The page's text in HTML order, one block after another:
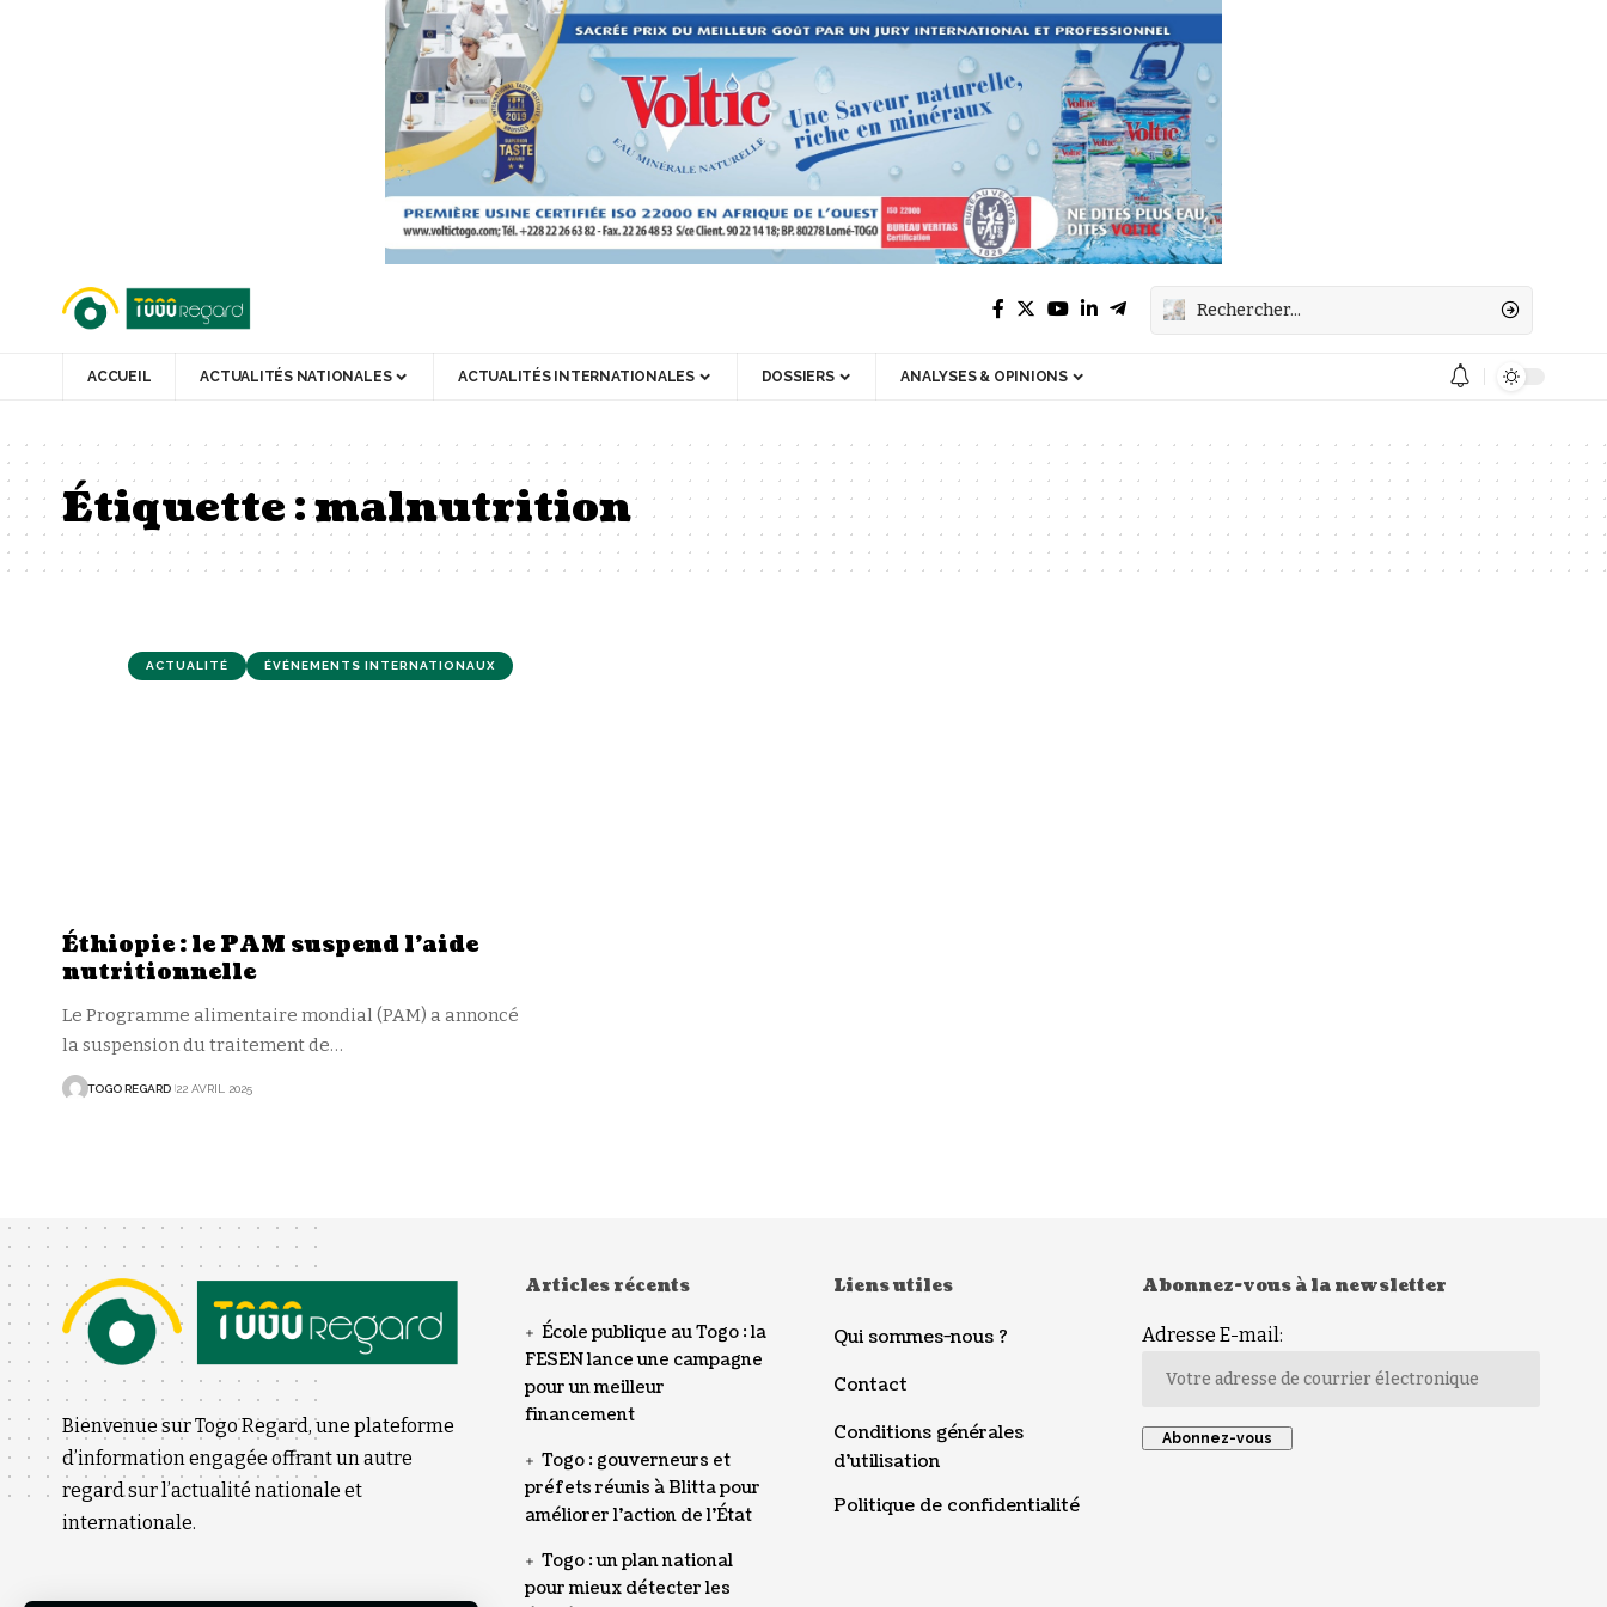
ACCUEIL ACTUALITÉS NATIONALES ACTUALITÉS INTERNATIONALES DOSSIERS ANALYSES & OPINIONS
Étiquette :malnutrition
ACTUALITÉ ÉVÉNEMENTS INTERNATIONAUX
Éthiopie : le PAM suspend l’aide
nutritionnelle
Le Programme alimentaire mondial (PAM) a annoncé
la suspension du traitement de…
TOGO REGARD 22 AVRIL 2025
Bienvenue sur Togo Regard, une plateforme
d’information engagée offrant un autre
regard sur l’actualité nationale et
internationale.
Articles récents
École publique au Togo : la
FESEN lance une campagne
pour un meilleur
financement
Togo : gouverneurs et
préfets réunis à Blitta pour
améliorer l’action de l’État
Togo : un plan national
pour mieux détecter les
Liens utiles
Qui sommes-nous ?
Contact
Conditions générales
d’utilisation
Politique de confidentialité
Abonnez-vous à la newsletter
Adresse E-mail: